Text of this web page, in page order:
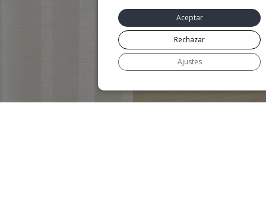
Aceptar
Rechazar
Ajustes